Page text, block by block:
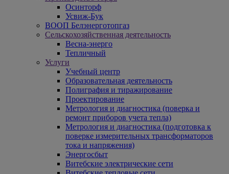
Осинторф
Усвиж-Бук
ВООП Белэнерготопгаз
Сельскохозяйственная деятельность
Весна-энерго
Тепличный
Услуги
Учебный центр
Образовательная деятельность
Полиграфия и тиражирование
Проектирование
Метрология и диагностика (поверка и
ремонт приборов учета тепла)
Метрология и диагностика (подготовка к
поверке измерительных трансформаторов
тока и напряжения)
Энергосбыт
Витебские электрические сети